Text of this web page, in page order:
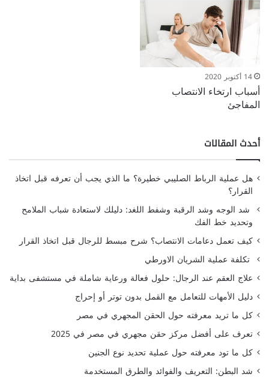
14 أكتوبر 2020
أسباب ارتخاء الانتصاب
المفاجئ
أحدث المقالات
هل عملية الرباط الصليبي خطيرة؟ ما الذي يجب أن تعرفه قبل اتخاذ
القرار؟
شد الوجه وشد الرقبة وشفط اللغد: دليلك لاستعادة شباب الملامح
وتحديد خط الفك
كيف تعمل دعامات الانتصاب؟ شرح مبسط للرجال قبل اتخاذ القرار
تكلفة عملية الشريان الاورطي
علاج العقم عند الرجال: حلول فعالة ورعاية شاملة في مستشفى بداية
دليل الأمهات للتعامل مع القمل بدون توتر أو إحراج
كل ما تريد معرفته حول الحقن المجهري في مصر
تعرف على أفضل مركز حقن مجهري في مصر في 2025
كل ما تود معرفته حول عملية تحديد نوع الجنين
شد البطن: التعريف والفوائد والطرق المستخدمة